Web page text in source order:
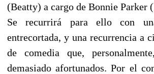
(Beatty) a cargo de Bonnie Parker
Se recurrirá para ello con
entrecortada, y una recurrencia a
de comedia que,
demasiado afortunados. Por el